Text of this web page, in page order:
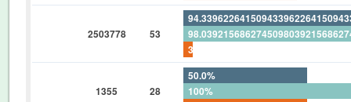
2503778 53
1355 28
50.0%
100%